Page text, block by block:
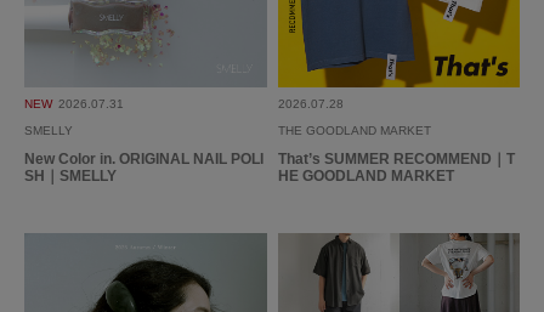
とじる
NEW 2026.07.31
SMELLY
New Color in. ORIGINAL NAIL POLI
SH｜SMELLY
2026.07.28
THE GOODLAND MARKET
That’s SUMMER RECOMMEND｜T
HE GOODLAND MARKET